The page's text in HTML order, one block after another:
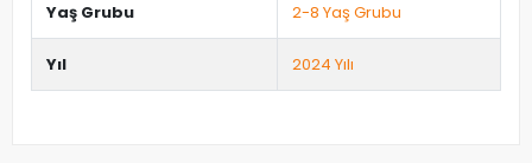
Yaş Grubu 2-8 Yaş Grubu
Yıl 2024 Yılı